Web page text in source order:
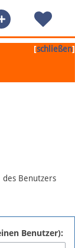
[schließen]
Benutzers
Benutzer):